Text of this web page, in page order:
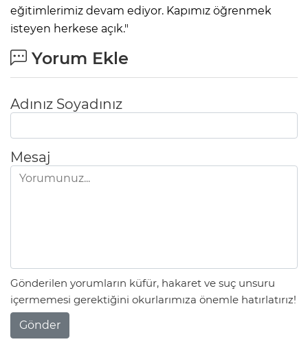
eğitimlerimiz devam ediyor. Kapımız öğrenmek
isteyen herkese açık."
Yorum Ekle
Adınız Soyadınız
Mesaj
Gönderilen yorumların küfür, hakaret ve suç unsuru
içermemesi gerektiğini okurlarımıza önemle hatırlatırız!
Gönder